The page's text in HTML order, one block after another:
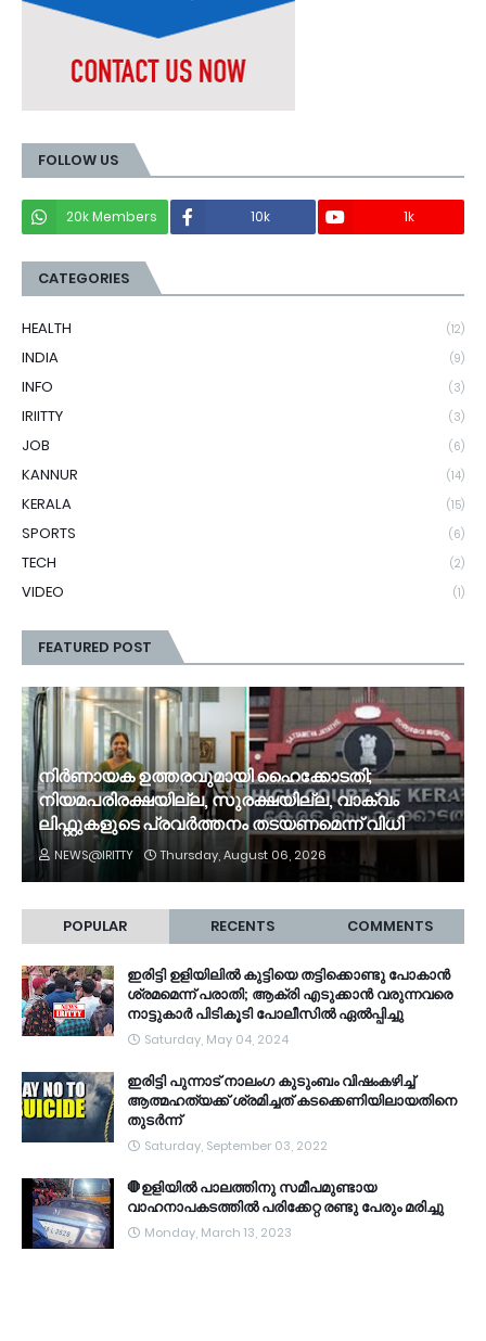
FOLLOW US
20k Members 10k 1k
CATEGORIES
HEALTH (12)
INDIA (9)
INFO (3)
IRIITTY (3)
JOB (6)
KANNUR (14)
KERALA (15)
SPORTS (6)
TECH (2)
VIDEO (1)
FEATURED POST
നിർണായക ഉത്തരവുമായി ഹൈക്കോടതി;
നിയമപരിരക്ഷയില്ല, സുരക്ഷയില്ല, വാക്വം
ലിഫ്റ്റുകളുടെ പ്രവര്‍ത്തനം തടയണമെന്ന് വിധി
NEWS@IRITTY Thursday, August 06, 2026
POPULAR RECENTS COMMENTS
ഇരിട്ടി ഉളിയിലിൽ കുട്ടിയെ തട്ടിക്കൊണ്ടു പോകാൻ
ശ്രമമെന്ന് പരാതി; ആക്രി എടുക്കാൻ വരുന്നവരെ
നാട്ടുകാർ പിടികൂടി പോലീസിൽ ഏൽപ്പിച്ചു
Saturday, May 04, 2024
ഇരിട്ടി പുന്നാട് നാലംഗ കുടുംബം വിഷംകഴിച്ച്‌
ആത്മഹത്യക്ക് ശ്രമിച്ചത് കടക്കെണിയിലായതിനെ
തുടർന്ന്
Saturday, September 03, 2022
🛑ഉളിയിൽ പാലത്തിനു സമീപമുണ്ടായ
വാഹനാപകടത്തിൽ പരിക്കേറ്റ രണ്ടു പേരും മരിച്ചു
Monday, March 13, 2023